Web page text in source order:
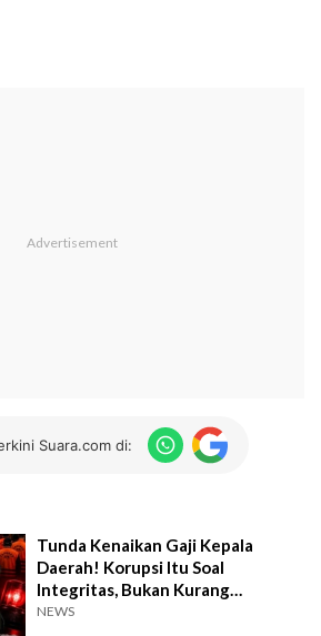
Suara.com di:
Tunda Kenaikan Gaji Kepala
Daerah! Korupsi Itu Soal
Integritas, Bukan Kurang
Penghasilan
NEWS